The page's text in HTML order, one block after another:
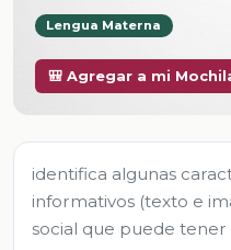
Lengua Materna
🎒 Agregar a mi
identifica algunas
informativos (texto e
social que puede tener